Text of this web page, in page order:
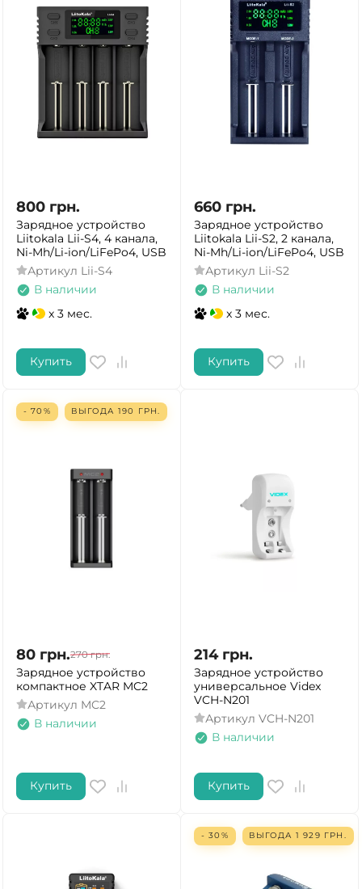
800 грн.
Зарядное устройство
Liitokala Lii-S4, 4 канала,
Ni-Mh/Li-ion/LiFePo4, USB
Артикул Lii-S4
В наличии
x 3 мес.
Купить
660 грн.
Зарядное устройство
Liitokala Lii-S2, 2 канала,
Ni-Mh/Li-ion/LiFePo4, USB
Артикул Lii-S2
В наличии
x 3 мес.
Купить
- 70% ВЫГОДА 190 ГРН.
80 грн.270 грн.
Зарядное устройство
компактное XTAR MC2
Артикул MC2
В наличии
Купить
214 грн.
Зарядное устройство
универсальное Videx
VCH-N201
Артикул VCH-N201
В наличии
Купить
- 30% ВЫГОДА 1 929 ГРН.